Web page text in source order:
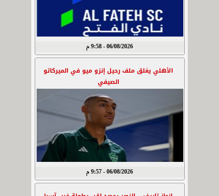
06/08/2026 - 9:58 م
الأهلي يغلق ملف رحيل إنزو ميو في الميركاتو
الصيفي
06/08/2026 - 9:57 م